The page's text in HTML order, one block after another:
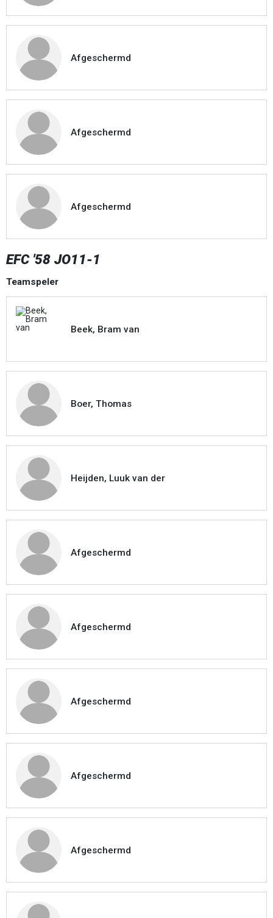
Afgeschermd
Afgeschermd
Afgeschermd
EFC '58 JO11-1
Teamspeler
Beek, Bram van
Boer, Thomas
Heijden, Luuk van der
Afgeschermd
Afgeschermd
Afgeschermd
Afgeschermd
Afgeschermd